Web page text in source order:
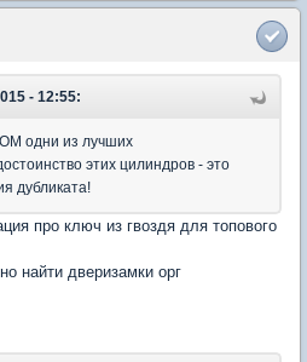
- 12:55:
одни из лучших
этих цилиндров - это
дубликата!
про ключ из гвоздя для топового
найти дверизамки орг